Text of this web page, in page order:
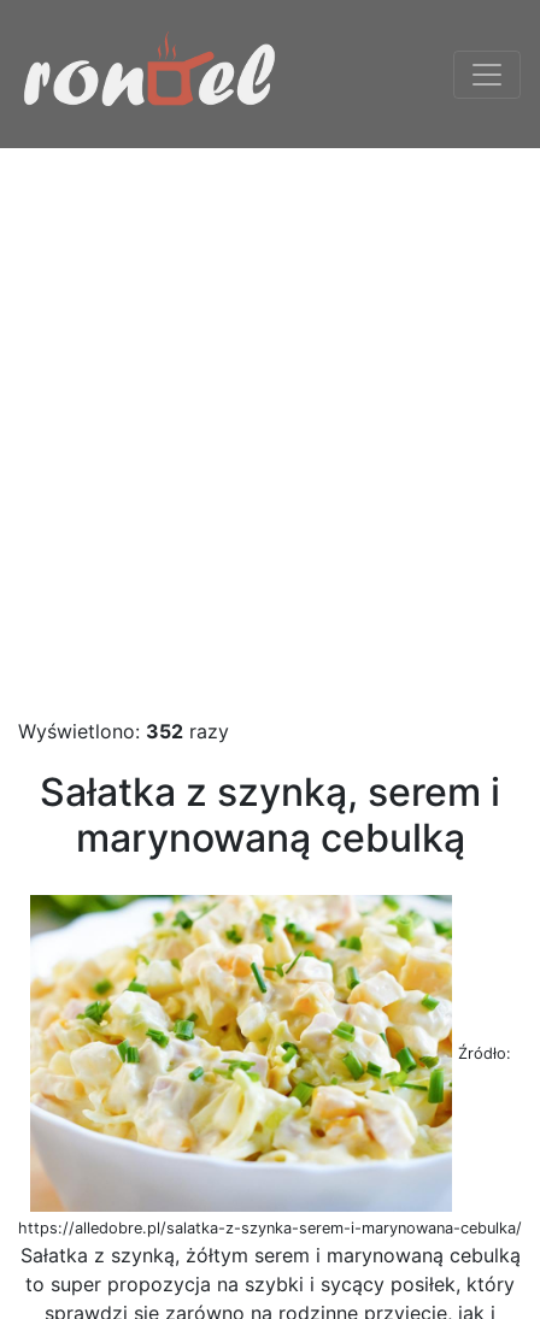
Wyświetlono: 352 razy
Sałatka z szynką, serem i
marynowaną cebulką
Źródło:
https://alledobre.pl/salatka-z-szynka-serem-i-marynowana-cebulka/
Sałatka z szynką, żółtym serem i marynowaną cebulką
to super propozycja na szybki i sycący posiłek, który
sprawdzi się zarówno na rodzinne przyjęcie, jak i